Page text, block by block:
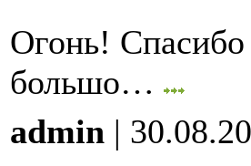
Огонь!
большо…
admin |